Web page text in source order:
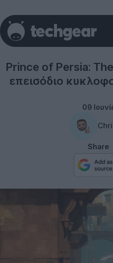
Prince of Persia:
επεισόδιο
09
Share